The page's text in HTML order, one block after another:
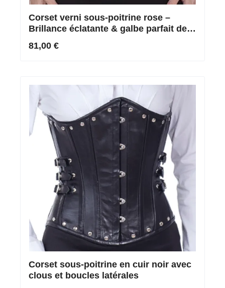
Corset verni sous-poitrine rose –
Brillance éclatante & galbe parfait de
81,00 €
Corset sous-poitrine en cuir noir avec
clous et boucles latérales